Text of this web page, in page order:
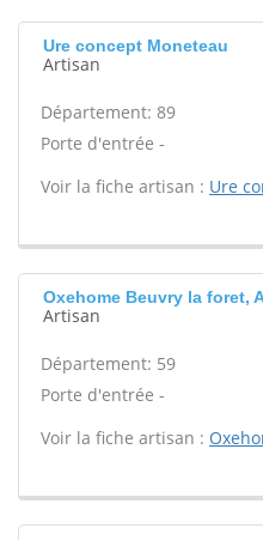
Ure concept Moneteau
Artisan
Département: 89
Porte d'entrée -
Voir la fiche artisan : Ure
Oxehome Beuvry la foret,
Artisan
Département: 59
Porte d'entrée -
Voir la fiche artisan :